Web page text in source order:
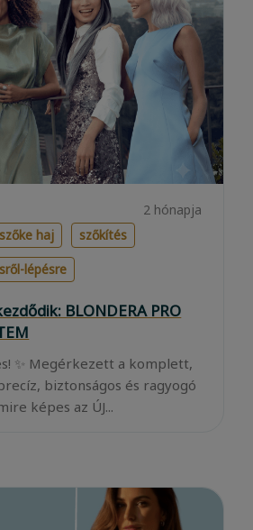
2 hónapja
szőke haj
szőkítés
lépésre
BLONDERA PRO
✨ Megérkezett a komplett,
biztonságos és ragyogó
képes az ÚJ...